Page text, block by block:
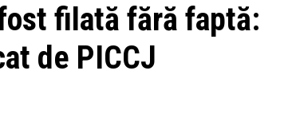
filată fără faptă:
de PICCJ